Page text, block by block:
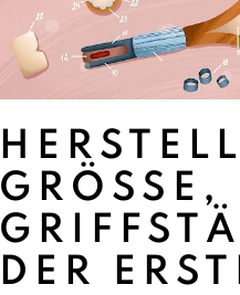
GRÖSSE, G
ER